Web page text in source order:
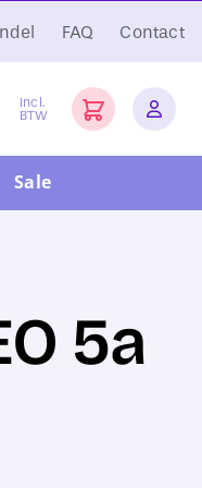
FAQ Contact
Incl.
BTW
Sale
5a